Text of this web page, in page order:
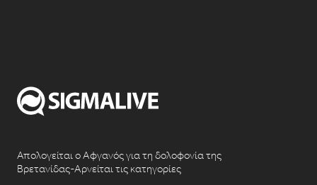
Απολογείται ο Αφγανός για τη δολοφονία της
Βρετανίδας-Αρνείται τις κατηγορίες